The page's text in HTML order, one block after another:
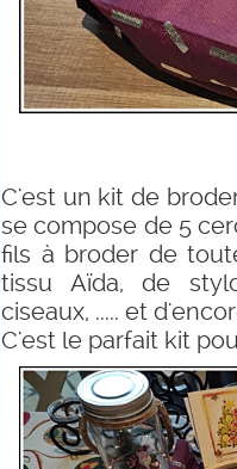
C'est un kit de
se compose de 5
fils à broder de
tissu Aïda, de
ciseaux, ..... et
C'est le parfait kit